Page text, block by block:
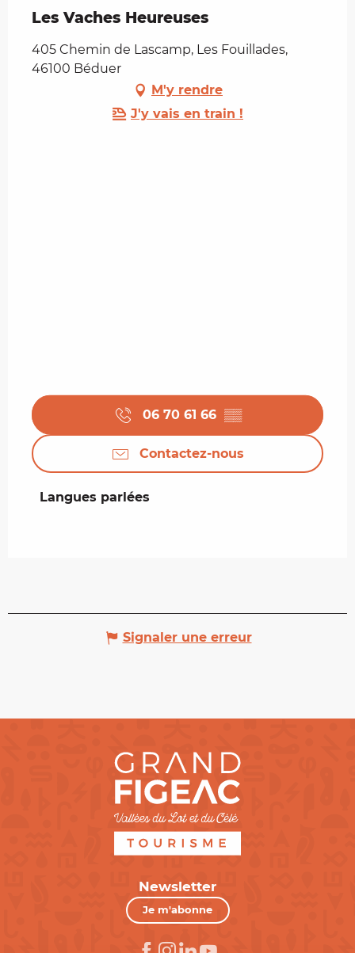
Les Vaches Heureuses
405 Chemin de Lascamp, Les Fouillades,
46100 Béduer
M'y rendre
J'y vais en train !
06 70 61 66 ▒▒
Contactez-nous
Langues parlées
Langues parlées
Signaler une erreur
Newsletter
Je m'abonne